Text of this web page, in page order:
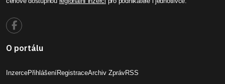
O portálu
InzercePřihlášeníRegistraceArchiv ZprávRSS